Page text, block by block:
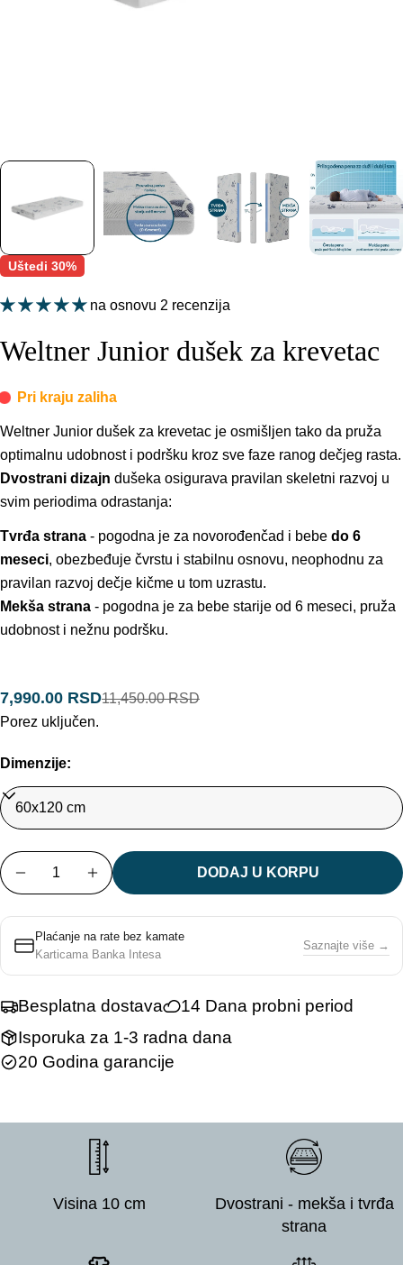
Uštedi 30%
na osnovu 2 recenzija
Weltner Junior dušek za krevetac
Pri kraju zaliha
Weltner Junior dušek za krevetac je osmišljen tako da pruža
optimalnu udobnost i podršku kroz sve faze ranog dečjeg rasta.
Dvostrani dizajn dušeka osigurava pravilan skeletni razvoj u
svim periodima odrastanja:
Tvrđa strana - pogodna je za novorođenčad i bebe do 6
meseci, obezbeđuje čvrstu i stabilnu osnovu, neophodnu za
pravilan razvoj dečje kičme u tom uzrastu.
Mekša strana - pogodna je za bebe starije od 6 meseci, pruža
udobnost i nežnu podršku.
Prodajna
cijena
7,990.00 RSD
Standardna
cena
11,450.00 RSD
Porez uključen.
Dimenzije:
Količina
SMANJI KOLIČINU ZA WELTNER JUNIOR
POVEĆAJ KOLIČINU ZA WELTNER
DODAJ U KORPU
Plaćanje na rate bez kamate
Karticama Banka Intesa
Saznajte više →
Besplatna dostava
14 Dana probni period
Isporuka za 1-3 radna dana
20 Godina garancije
Visina 10 cm
Dvostrani - mekša i tvrđa
strana